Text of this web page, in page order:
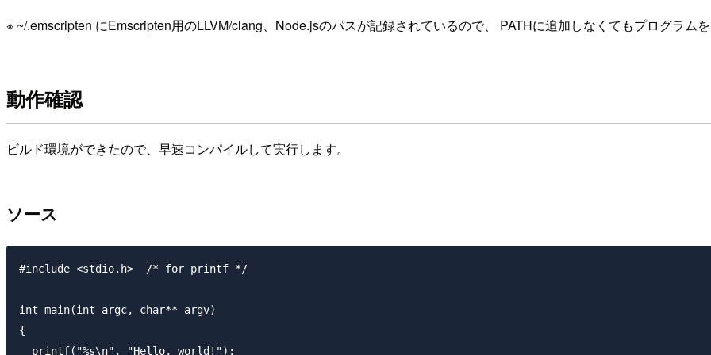
※ ~/.emscripten にEmscripten用のLLVM/clang、Node.jsのパスが記録されているので、 PATHに追加しなくてもプログラムを
動作確認
ビルド環境ができたので、早速コンパイルして実行します。
ソース
#include <stdio.h>  /* for printf */
int main(int argc, char** argv)
{
  printf("%s\n", "Hello, world!");